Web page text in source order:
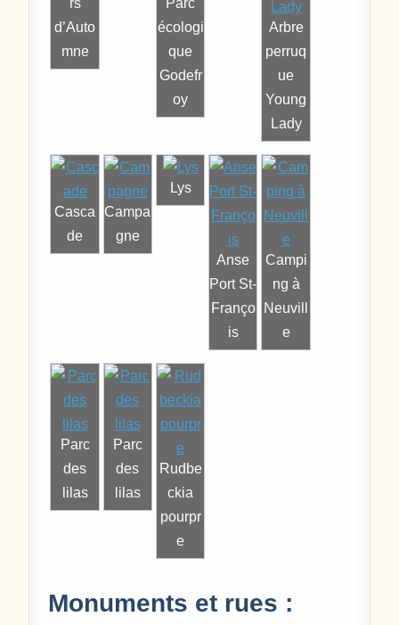
rs
d’Auto
mne
Parc
écologi
que
Godefr
oy
Arbre
perruq
ue
Young
Lady
Casca
de
Campa
gne
Lys
Anse
Port St-
Franço
is
Campi
ng à
Neuvill
e
Parc
des
lilas
Parc
des
lilas
Rudbe
ckia
pourpr
e
Monuments et rues :